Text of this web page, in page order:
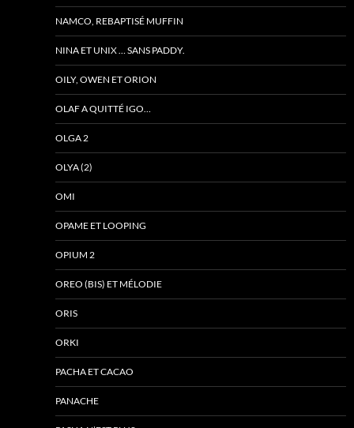
NAMCO, REBAPTISÉ MUFFIN
NINA ET UNIX … SANS PADDY.
OILY, OWEN ET ORION
OLAF A QUITTÉ IGO…
OLGA 2
OLYA (2)
OMI
OPAME ET LOOPING
OPIUM 2
OREO (BIS) ET MÉLODIE
ORIS
ORKI
PACHA ET CACAO
PANACHE